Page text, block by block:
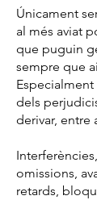
Únicament
al més aviat
que puguin
sempre que
dels
derivar, entre
omissions,
retards,